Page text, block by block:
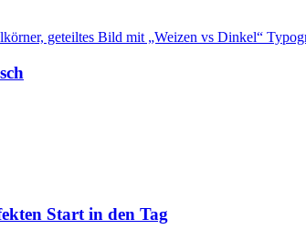
Start in den Tag